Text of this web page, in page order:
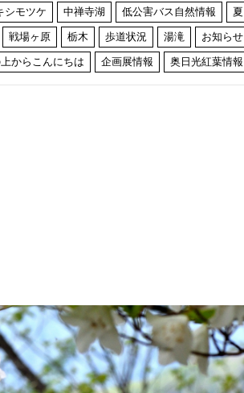
シモツケ 中禅寺湖 低公害バス自然情報 夏
戦場ヶ原 栃木 歩道状況 湯滝 お知らせ
からこんにちは 企画展情報 奥日光紅葉情報